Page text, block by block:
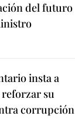
del futuro
insta a
su
corrupción